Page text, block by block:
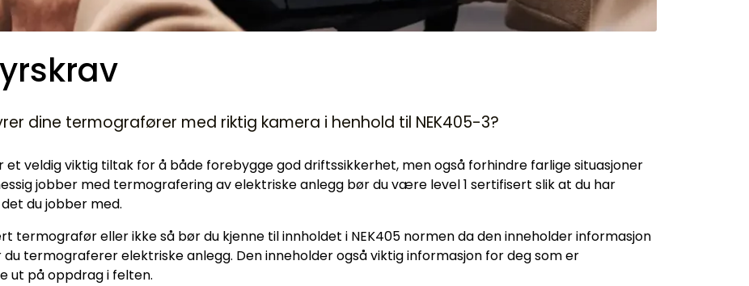
dine termografører med riktig kamera i henhold til NEK405-3?
veldig viktig tiltak for å både forebygge god driftssikkerhet, men også forhindre farlige situasjoner
jobber med termografering av elektriske anlegg bør du være level 1 sertifisert slik at du har
du jobber med.
termografør eller ikke så bør du kjenne til innholdet i NEK405 normen da den inneholder informasjon
termograferer elektriske anlegg. Den inneholder også viktig informasjon for deg som er
ut på oppdrag i felten.